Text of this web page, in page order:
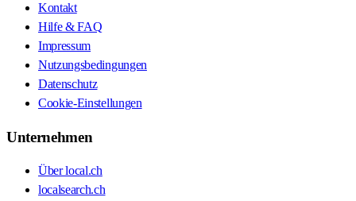
Kontakt
Hilfe & FAQ
Impressum
Nutzungsbedingungen
Datenschutz
Cookie-Einstellungen
Unternehmen
Über local.ch
localsearch.ch